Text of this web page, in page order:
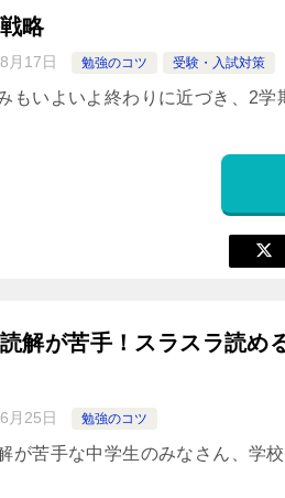
略
月17日 勉強のコツ 受験・入試対策
もいよいよ終わりに近づき、2学
解が苦手！スラスラ読め
月25日 勉強のコツ
が苦手な中学生のみなさん、学